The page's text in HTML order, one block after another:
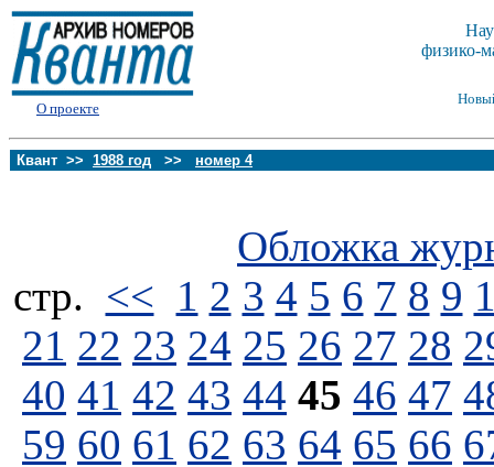
О проекте
физико-
Квант >> 1988 год >> номер 4
Обложка
стp. << 1 2 3 4 5 6 7 8 9
21 22 23 24 25 26 27 28
40 41 42 43 44 45 46 47
59 60 61 62 63 64 65 66